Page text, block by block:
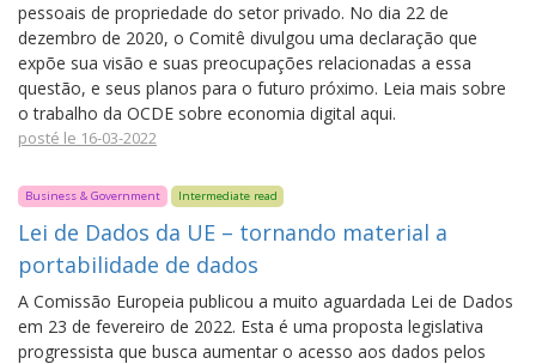
pessoais de propriedade do setor privado. No dia 22 de
dezembro de 2020, o Comitê divulgou uma declaração que
expõe sua visão e suas preocupações relacionadas a essa
questão, e seus planos para o futuro próximo. Leia mais sobre
o trabalho da OCDE sobre economia digital aqui.
posté le 16-03-2022
Business & Government Intermediate read
Lei de Dados da UE – tornando material a
portabilidade de dados
A Comissão Europeia publicou a muito aguardada Lei de Dados
em 23 de fevereiro de 2022. Esta é uma proposta legislativa
progressista que busca aumentar o acesso aos dados pelos